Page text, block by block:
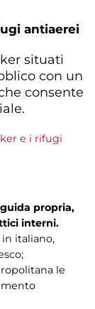
antiaerei
situati
con un
consente
e i rifugi
propria,
interni.
italiano,
le